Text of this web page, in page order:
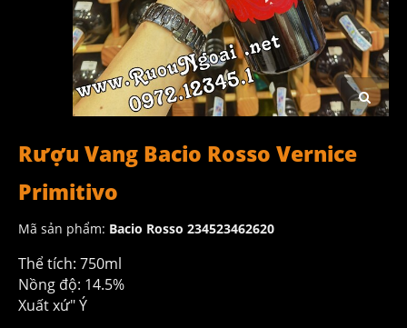
Rượu Vang Bacio Rosso Vernice
Primitivo
Mã sản phẩm: Bacio Rosso 234523462620
Thể tích: 750ml
Nồng độ: 14.5%
Xuất xứ" Ý